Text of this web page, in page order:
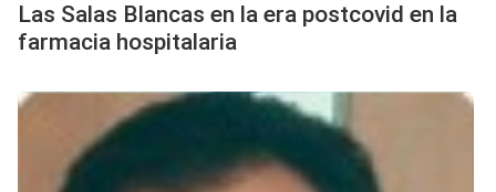
Las Salas Blancas en la era postcovid en la
farmacia hospitalaria